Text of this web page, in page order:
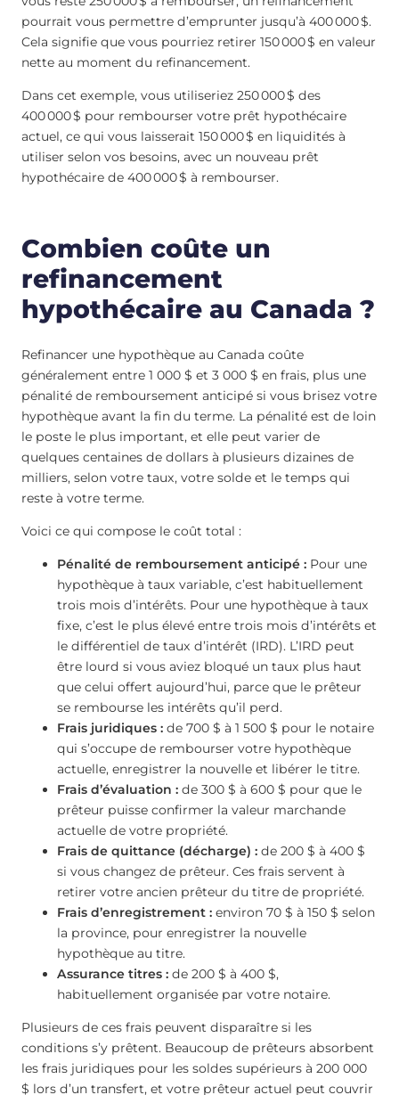
pourrait vous permettre d’emprunter jusqu’à 400 000 $.
Cela signifie que vous pourriez retirer 150 000 $ en valeur
nette au moment du refinancement.
Dans cet exemple, vous utiliseriez 250 000 $ des
400 000 $ pour rembourser votre prêt hypothécaire
actuel, ce qui vous laisserait 150 000 $ en liquidités à
utiliser selon vos besoins, avec un nouveau prêt
hypothécaire de 400 000 $ à rembourser.
Combien coûte un
refinancement
hypothécaire au Canada ?
Refinancer une hypothèque au Canada coûte
généralement entre 1 000 $ et 3 000 $ en frais, plus une
pénalité de remboursement anticipé si vous brisez votre
hypothèque avant la fin du terme. La pénalité est de loin
le poste le plus important, et elle peut varier de
quelques centaines de dollars à plusieurs dizaines de
milliers, selon votre taux, votre solde et le temps qui
reste à votre terme.
Voici ce qui compose le coût total :
Pénalité de remboursement anticipé : Pour une
hypothèque à taux variable, c’est habituellement
trois mois d’intérêts. Pour une hypothèque à taux
fixe, c’est le plus élevé entre trois mois d’intérêts et
le différentiel de taux d’intérêt (IRD). L’IRD peut
être lourd si vous aviez bloqué un taux plus haut
que celui offert aujourd’hui, parce que le prêteur
se rembourse les intérêts qu’il perd.
Frais juridiques : de 700 $ à 1 500 $ pour le notaire
qui s’occupe de rembourser votre hypothèque
actuelle, enregistrer la nouvelle et libérer le titre.
Frais d’évaluation : de 300 $ à 600 $ pour que le
prêteur puisse confirmer la valeur marchande
actuelle de votre propriété.
Frais de quittance (décharge) : de 200 $ à 400 $
si vous changez de prêteur. Ces frais servent à
retirer votre ancien prêteur du titre de propriété.
Frais d’enregistrement : environ 70 $ à 150 $ selon
la province, pour enregistrer la nouvelle
hypothèque au titre.
Assurance titres : de 200 $ à 400 $,
habituellement organisée par votre notaire.
Plusieurs de ces frais peuvent disparaître si les
conditions s’y prêtent. Beaucoup de prêteurs absorbent
les frais juridiques pour les soldes supérieurs à 200 000
$ lors d’un transfert, et votre prêteur actuel peut couvrir